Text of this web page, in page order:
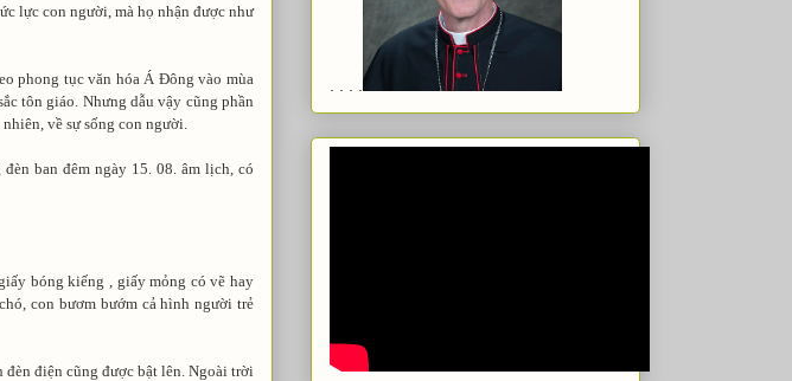
lực con người, mà họ nhận được như
phong tục văn hóa Á Đông vào mùa
tôn giáo. Nhưng dẫu vậy cũng phần
về sự sống con người.
ban đêm ngày 15. 08. âm lịch, có
bóng kiếng , giấy mỏng có vẽ hay
con bươm bướm cả hình người trẻ
điện cũng được bật lên. Ngoài trời
. . . .